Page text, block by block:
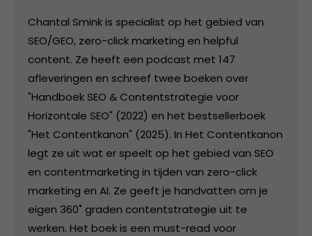
Chantal Smink is specialist op het gebied van
SEO/GEO, zero-click marketing en helpful
content. Ze heeft een podcast met 147
afleveringen en schreef twee boeken over
"Handboek SEO & Contentstrategie voor
Horizontale SEO" (2022) en het bestsellerboek
"Het Contentkanon" (2025). In Het Contentkanon
legt ze uit wat er speelt op het gebied van SEO
en contentmarketing in tijden van zero-click
marketing en AI. Ze geeft je handvatten om je
eigen 360˚ graden contentstrategie uit te
werken. Het boek is een must-read voor